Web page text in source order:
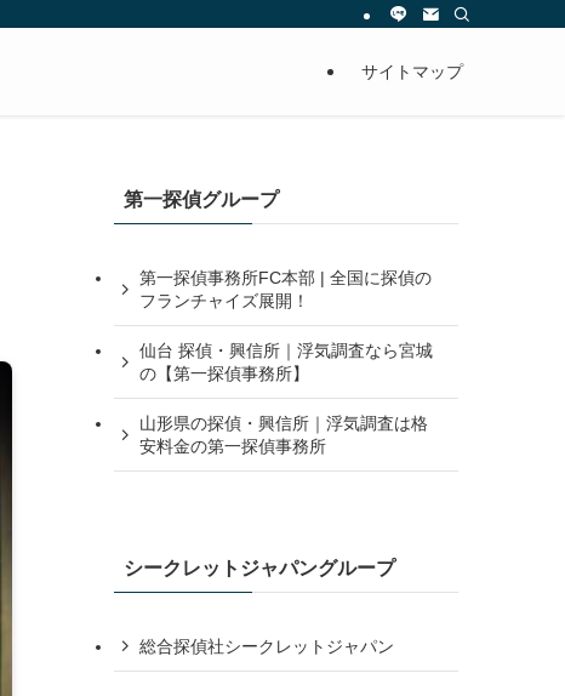
サイトマップ
第一探偵グループ
第一探偵事務所FC本部 | 全国に探偵の
フランチャイズ展開！
仙台 探偵・興信所｜浮気調査なら宮城
の【第一探偵事務所】
山形県の探偵・興信所｜浮気調査は格
安料金の第一探偵事務所
シークレットジャパングループ
総合探偵社シークレットジャパン